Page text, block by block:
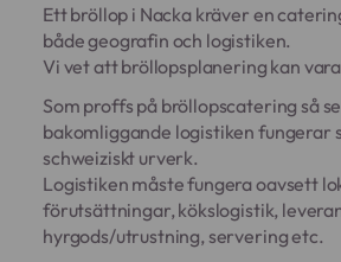
Ett bröllop i Nacka kräver en
både geografin och logistiken.
Vi vet att bröllopsplanering kan
Som proffs på bröllopscatering så
bakomliggande logistiken fungerar
schweiziskt urverk.
Logistiken måste fungera oavsett
förutsättningar, kökslogistik,
hyrgods/utrustning, servering etc.